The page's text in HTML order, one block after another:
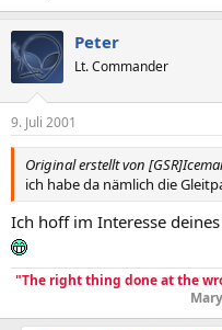
Peter
Lt. Commander
9. Juli 2001
Original erstellt von
ich habe da nämlich die
Ich hoff im Interesse
"The right thing done at the